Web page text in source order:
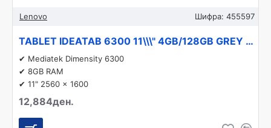
Lenovo Шифра: 455597
TABLET IDEATAB 6300 11\\\" 4GB/128GB GREY ZAFR0032GR LENOVO
✔ Mediatek Dimensity 6300
✔ 8GB RAM
✔ 11" 2560 x 1600
12,884ден.